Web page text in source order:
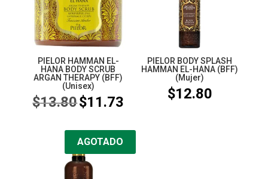
PIELOR HAMMAN EL-
HANA BODY SCRUB
ARGAN THERAPY (BFF)
(Unisex)
$13.80$11.73
PIELOR BODY SPLASH
HAMMAN EL-HANA (BFF)
(Mujer)
$12.80
AGOTADO